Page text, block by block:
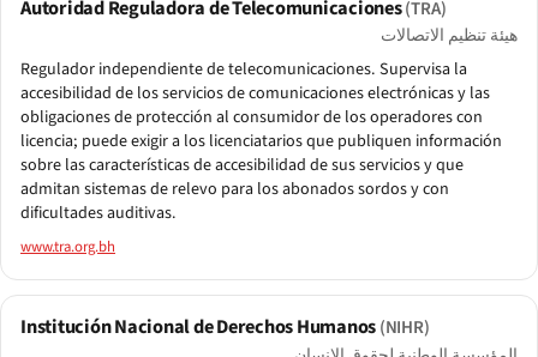
Autoridad Reguladora de Telecomunicaciones(TRA)
هيئة تنظيم الاتصالات
Regulador independiente de telecomunicaciones. Supervisa la
accesibilidad de los servicios de comunicaciones electrónicas y las
obligaciones de protección al consumidor de los operadores con
licencia; puede exigir a los licenciatarios que publiquen información
sobre las características de accesibilidad de sus servicios y que
admitan sistemas de relevo para los abonados sordos y con
dificultades auditivas.
www.tra.org.bh
Institución Nacional de Derechos Humanos(NIHR)